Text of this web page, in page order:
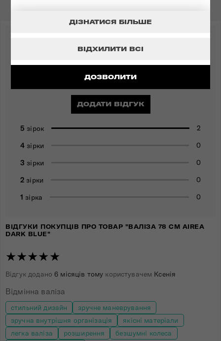
ДОЗВОЛИТИ
ВІДХИЛИТИ ВСІ
ДІЗНАТИСЯ БІЛЬШЕ
5.0
ДОДАТИ ВІДГУК
5 зірок 2
4 зірки 0
3 зірки 0
2 зірки 0
1 зірка 0
ВІДГУКИ ПОКУПЦІВ ПРО ТОВАР "ВАЛІЗА 78 СМ AIREA
DARK BLUE"
★★★★★
Відгук додано6 місяців тому користувачем Ксенія
Відмінна валіза
стильний дизайн
зручне маневрування
зручна внутрішня організація
якісні матеріали
легка валіза
розширення
безшумні колеса